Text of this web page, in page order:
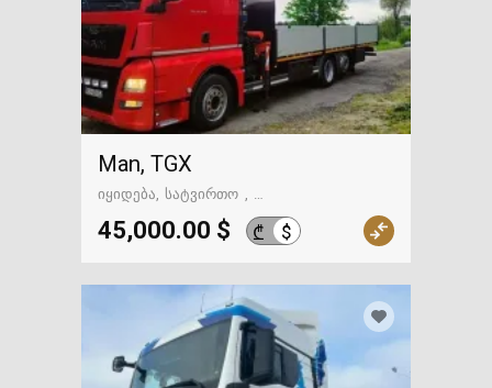
Man, TGX
იყიდება
სატვირთო
გზაში. საქართველოსკენ
45,000.00 $ ₾ $